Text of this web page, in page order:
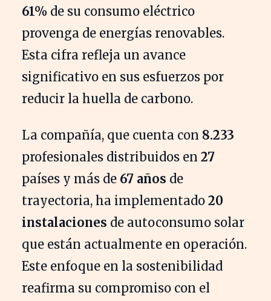
61% de su consumo eléctrico
provenga de energías renovables.
Esta cifra refleja un avance
significativo en sus esfuerzos por
reducir la huella de carbono.
La compañía, que cuenta con 8.233
profesionales distribuidos en 27
países y más de 67 años de
trayectoria, ha implementado 20
instalaciones de autoconsumo solar
que están actualmente en operación.
Este enfoque en la sostenibilidad
reafirma su compromiso con el